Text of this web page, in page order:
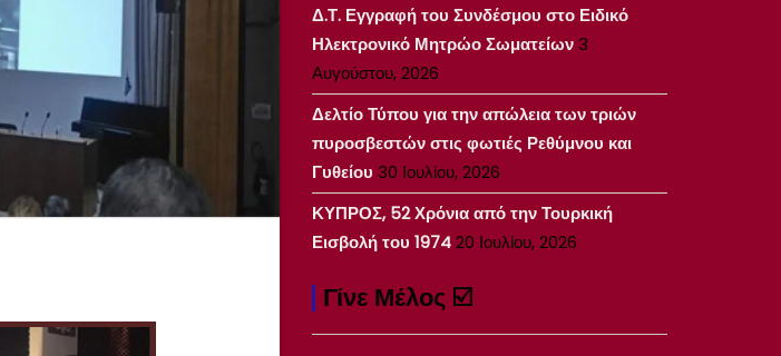
Δ.Τ. Εγγραφή του Συνδέσμου στο Ειδικό
Ηλεκτρονικό Μητρώο Σωματείων3
Αυγούστου, 2026
Δελτίο Τύπου για την απώλεια των τριών
πυροσβεστών στις φωτιές Ρεθύμνου και
Γυθείου 30 Ιουλίου, 2026
ΚΥΠΡΟΣ, 52 Χρόνια από την Τουρκική
Εισβολή του 197420 Ιουλίου, 2026
Γίνε Μέλος ☑️